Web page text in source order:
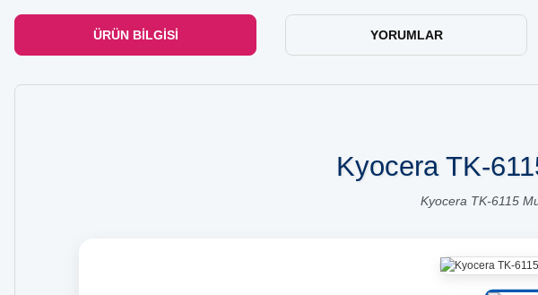
ÜRÜN BILGISI YORUMLAR
Kyocera TK-
Kyocera TK-6115